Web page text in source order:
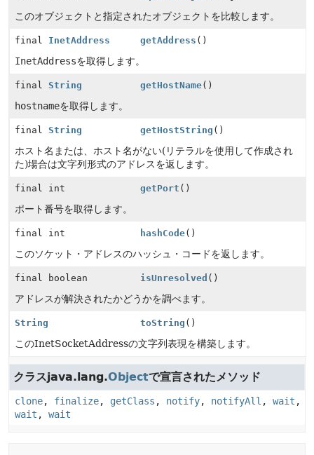
このオブジェクトと指定されたオブジェクトを比較します。
final InetAddress getAddress ()
InetAddressを取得します。
final String getHostName()
hostnameを取得します。
final String getHostString ()
ホスト名または、ホスト名がない(リテラルを使用して作成され
た)場合は文字列形式のアドレスを返します。
final int getPort ()
ポート番号を取得します。
final int hashCode()
このソケット・アドレスのハッシュ・コードを返します。
final boolean isUnresolved ()
アドレスが解決されたかどうかを調べます。
String toString ()
このInetSocketAddressの文字列表現を構築します。
クラスjava.lang.Objectで宣言されたメソッド
clone, finalize, getClass , notify, notifyAll , wait ,
wait , wait